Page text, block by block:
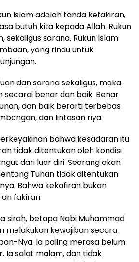
Islam adalah tanda kefakiran,
butuh kita kepada Allah. Rukun
sekaligus sarana. Rukun Islam
yang rindu untuk
dan sarana sekaligus, maka
secarai benar dan baik. Benar
dan baik berarti terbebas
dan lintasan riya.
bahwa kesadaran itu
tidak ditentukan oleh kondisi
dari luar diri. Seorang akan
Tuhan tidak ditentukan
Bahwa kekafiran bukan
fakiran.
sirah, betapa Nabi Muhammad
melakukan kewajiban secara
Nya. Ia paling merasa belum
Ia salat malam, dan tidak